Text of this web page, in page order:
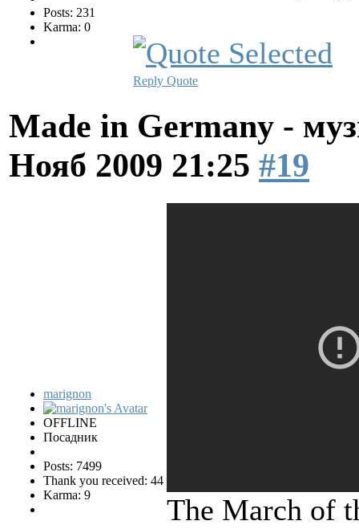
Posts: 231
Karma: 0
Reply Quote
Made in Germany -
Нояб 2009 21:25 #19
marignon
OFFLINE
Посадник
Posts: 7499
Thank you received: 44
Karma: 9
The March of